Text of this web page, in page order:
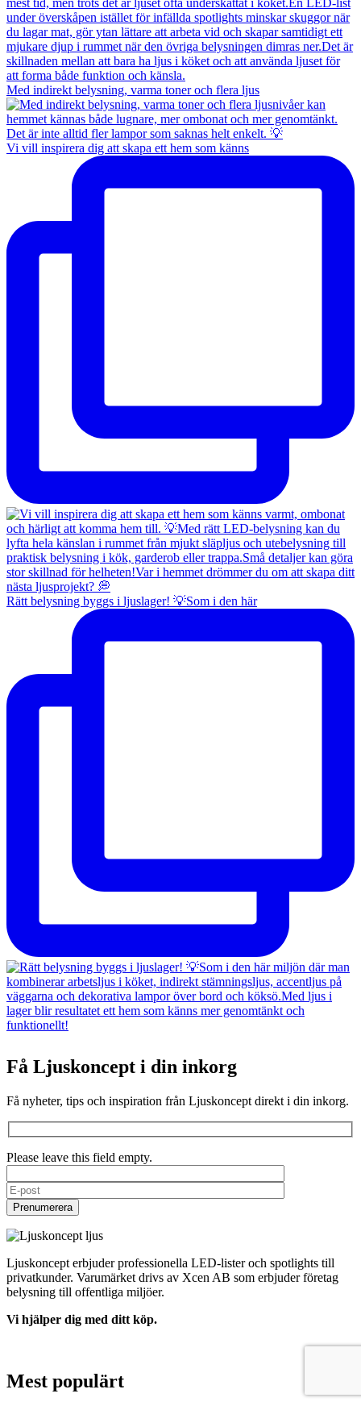
Med indirekt belysning, varma toner och flera ljus
Vi vill inspirera dig att skapa ett hem som känns
Rätt belysning byggs i ljuslager! 💡Som i den här
Få Ljuskoncept i din inkorg
Få nyheter, tips och inspiration från Ljuskoncept direkt i din inkorg.
Please leave this field empty.
Ljuskoncept erbjuder professionella LED-lister och spotlights till
privatkunder. Varumärket drivs av Xcen AB som erbjuder företag
belysning till offentliga miljöer.
Vi hjälper dig med ditt köp.
Mest populärt